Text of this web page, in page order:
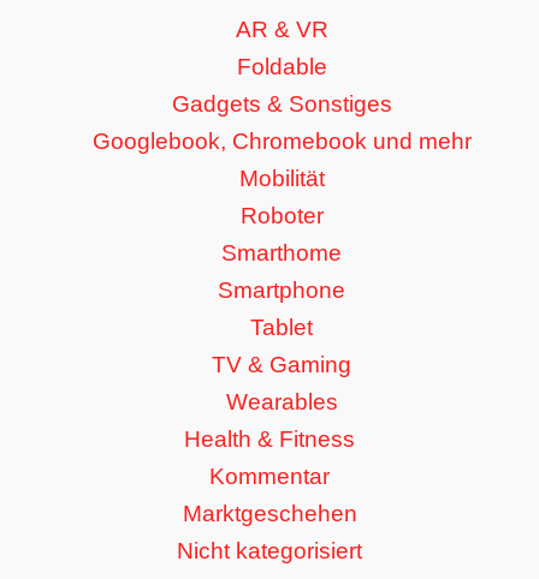
AR & VR
Foldable
Gadgets & Sonstiges
Googlebook, Chromebook und mehr
Mobilität
Roboter
Smarthome
Smartphone
Tablet
TV & Gaming
Wearables
Health & Fitness
Kommentar
Marktgeschehen
Nicht kategorisiert